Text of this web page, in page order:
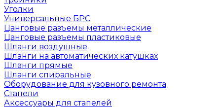
Уголки
Универсальные БРС
Цанговые разъемы металлические
Цанговые разъемы пластиковые
Шланги воздушные
Шланги на автоматических катушках
Шланги прямые
Шланги спиральные
Оборудование для кузовного ремонта
Стапели
Аксессуары для стапелей